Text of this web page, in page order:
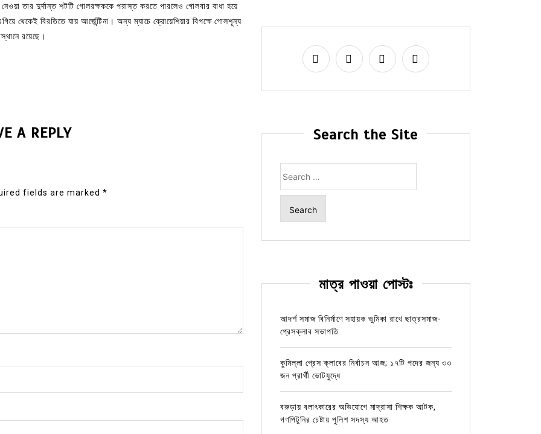
তার দুর্দান্ত শটটি গোলরক্ষককে পরাস্ত করতে পারলেও গোলবার বাধা হয়ে
থেকেই বিরতিতে যায় আর্জেন্টিনা। অন্য ম্যাচে ক্রোয়েশিয়ার বিপক্ষে গোলশূন্য
রয়েছে।
A REPLY
fields are marked *
Search the Site
for:
মাত্র পাওয়া পোস্টঃ
আদর্শ সমাজ বিনির্মাণে সহায়ক ভুমিকা রাখে ছাত্রসমাজ-
প্রেসক্লাব সভাপতি
কুমিল্লা প্রেস ক্লাবের নির্বাচন আজ; ১৭টি পদের জন্য ৩৩
জন প্রার্থী ভোটযুদ্ধে
বরুড়ায় বলাৎকারের অভিযোগে মাদ্রাসা শিক্ষক আটক,
গণপিটুনির চেষ্টায় পুলিশ সদস্য আহত